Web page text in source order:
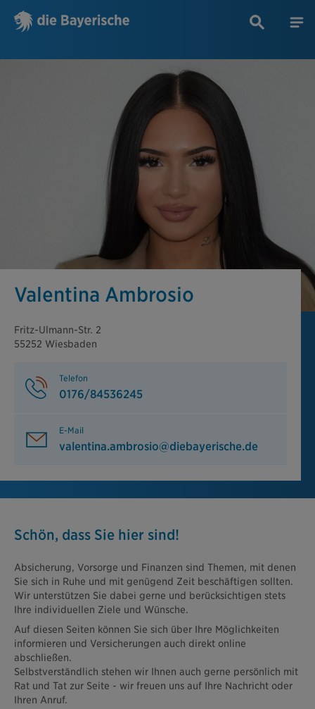
Valentina Ambrosio
Fritz-Ulmann-Str. 2
55252 Wiesbaden
Telefon
0176/84536245
E-Mail
valentina.ambrosio@diebayerische.de
Schön, dass Sie hier sind!
Absicherung, Vorsorge und Finanzen sind Themen, mit denen
Sie sich in Ruhe und mit genügend Zeit beschäftigen sollten.
Wir unterstützen Sie dabei gerne und berücksichtigen stets
Ihre individuellen Ziele und Wünsche.
Auf diesen Seiten können Sie sich über Ihre Möglichkeiten
informieren und Versicherungen auch direkt online
abschließen.
Selbstverständlich stehen wir Ihnen auch gerne persönlich mit
Rat und Tat zur Seite - wir freuen uns auf Ihre Nachricht oder
Ihren Anruf.